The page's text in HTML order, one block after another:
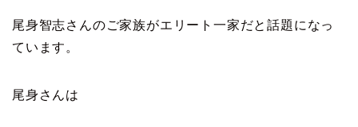
尾身智志さんのご家族がエリート一家だと話題になっ
ています。
尾身さんは